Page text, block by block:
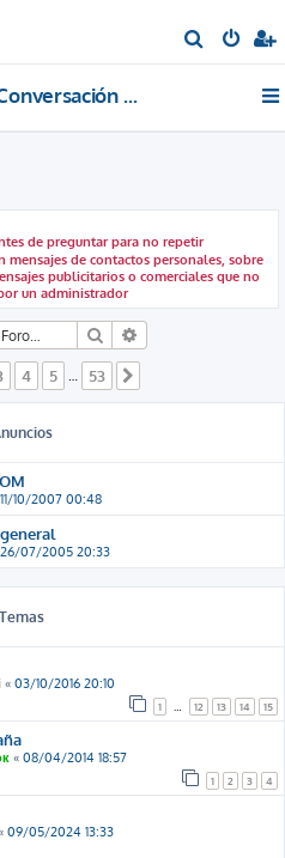
u
Conversación general
de preguntar para no repetir
mensajes de contactos personales, sobre
publicitarios o comerciales que no
un administrador
Buscar
534 5 … 53
11/10/2007 00:48
26/07/2005 20:33
Temas
« 03/10/2016 20:10
1 12 13 14 15
« 08/04/2014 18:57
1 2 3 4
09/05/2024 13:33